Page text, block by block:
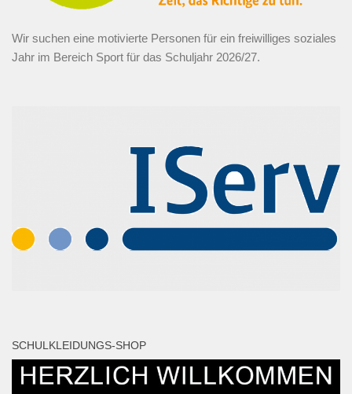
Wir suchen eine motivierte Personen für ein freiwilliges soziales
Jahr im Bereich Sport für das Schuljahr 2026/27.
SCHULKLEIDUNGS-SHOP